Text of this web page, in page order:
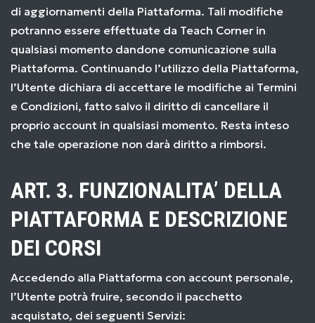
di aggiornamenti della Piattaforma. Tali modifiche
potranno essere effettuate da Teach Corner in
qualsiasi momento dandone comunicazione sulla
Piattaforma. Continuando l’utilizzo della Piattaforma,
l’Utente dichiara di accettare le modifiche ai Termini
e Condizioni, fatto salvo il diritto di cancellare il
proprio account in qualsiasi momento. Resta inteso
che tale operazione non darà diritto a rimborsi.
ART. 3. FUNZIONALITA’ DELLA
PIATTAFORMA E DESCRIZIONE
DEI CORSI
Accedendo alla Piattaforma con account personale,
l’Utente potrà fruire, secondo il pacchetto
acquistato, dei seguenti Servizi: